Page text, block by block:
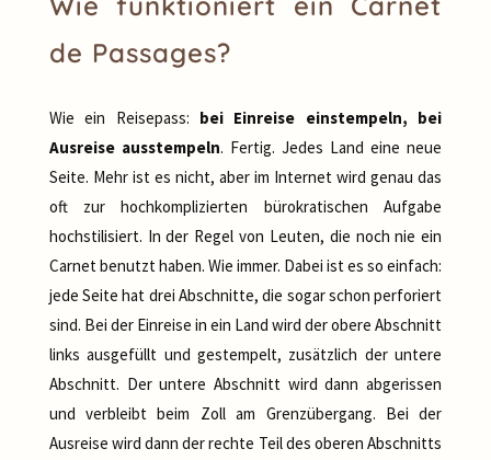
de Passages?
Wie ein Reisepass: bei Einreise einstempeln, bei
Ausreise ausstempeln. Fertig. Jedes Land eine neue
Seite. Mehr ist es nicht, aber im Internet wird genau das
oft zur hochkomplizierten bürokratischen Aufgabe
hochstilisiert. In der Regel von Leuten, die noch nie ein
Carnet benutzt haben. Wie immer. Dabei ist es so einfach:
jede Seite hat drei Abschnitte, die sogar schon perforiert
sind. Bei der Einreise in ein Land wird der obere Abschnitt
links ausgefüllt und gestempelt, zusätzlich der untere
Abschnitt. Der untere Abschnitt wird dann abgerissen
und verbleibt beim Zoll am Grenzübergang. Bei der
Ausreise wird dann der rechte Teil des oberen Abschnitts